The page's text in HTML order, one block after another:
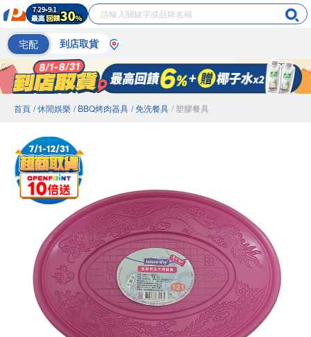
宅配 到店取貨
首頁 / 休閒娛樂 / BBQ烤肉器具 / 免洗餐具 / 塑膠餐具